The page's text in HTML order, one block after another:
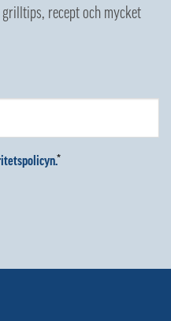
recept och mycket
*